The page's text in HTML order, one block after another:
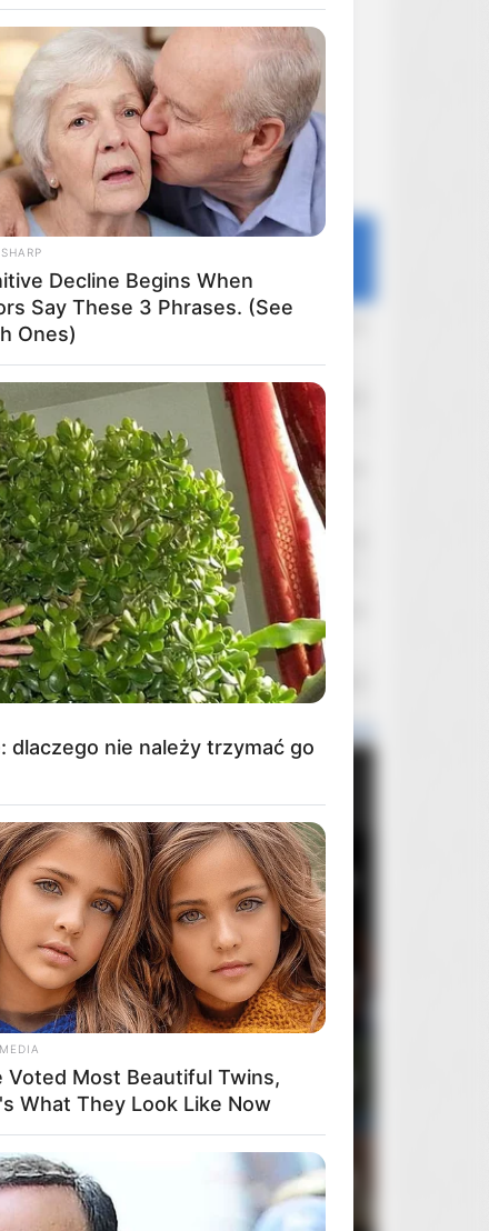
Ostatnie dyskusje
Forum Portal Filmoskop
kłapouchy
Wojciech Has
Kirek Dzisiaj o 9:24
Pedro Almodovar
Mefisto Dzisiaj o 2:44
kłapouchy Dzisiaj o 1:26
piti198 Wczoraj o 22:44
Second Hand Video
Bender Wczoraj o 21:40
Oglądanie filmów w kinie
Miesiąca Roku Ogółem
Brutalista
Rocky Horror Picture Show
50 pierwszych randek
Alicja już tu nie mieszka
Decline Begins When
Say These 3 Phrases. (See
Ones)
dlaczego nie należy trzymać go
Voted Most Beautiful Twins,
What They Look Like Now